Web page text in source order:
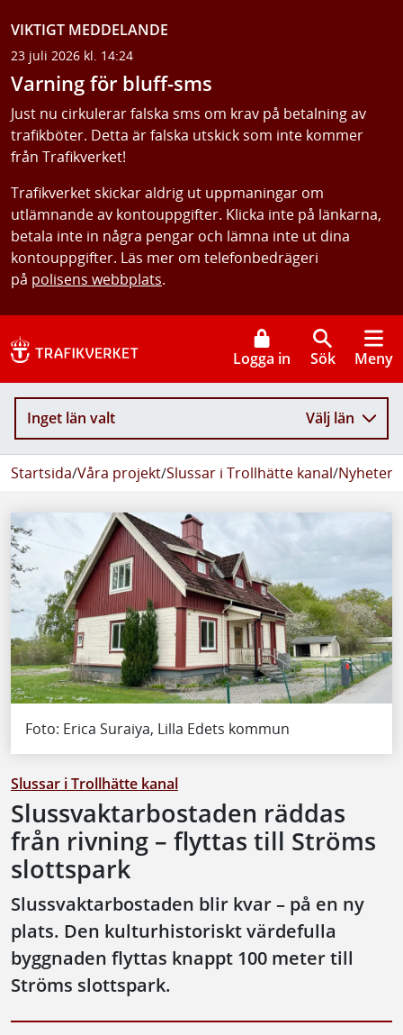
VIKTIGT MEDDELANDE
23 juli 2026 kl. 14:24
Varning för bluff-sms
Just nu cirkulerar falska sms om krav på betalning av
trafikböter. Detta är falska utskick som inte kommer
från Trafikverket!
Trafikverket skickar aldrig ut uppmaningar om
utlämnande av kontouppgifter. Klicka inte på länkarna,
betala inte in några pengar och lämna inte ut dina
kontouppgifter. Läs mer om telefonbedrägeri
på polisens webbplats.
Logga in Sök Meny
Inget län valt Välj län
Startsida/Våra projekt/Slussar i Trollhätte kanal/Nyheter
Foto: Erica Suraiya, Lilla Edets kommun
Slussar i Trollhätte kanal
Slussvaktarbostaden räddas
från rivning – flyttas till Ströms
slottspark
Slussvaktarbostaden blir kvar – på en ny
plats. Den kulturhistoriskt värdefulla
byggnaden flyttas knappt 100 meter till
Ströms slottspark.